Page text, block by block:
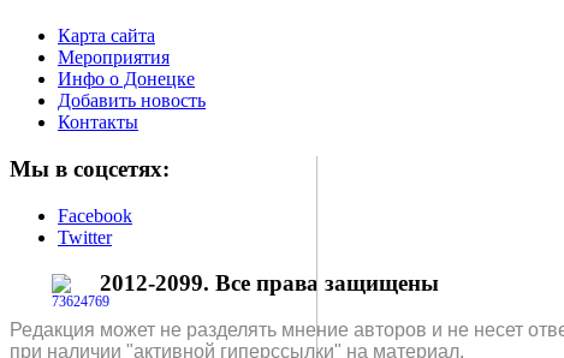
Карта сайта
Мероприятия
Инфо о Донецке
Добавить новость
Контакты
Мы в соцсетях:
Facebook
Twitter
2012-2099. Все права защищены
Редакция может не разделять мнение авторов и не несет
при наличии "активной гиперссылки" на материал.